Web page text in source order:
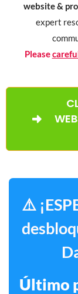
website &
expert
Please
⚠️
Último